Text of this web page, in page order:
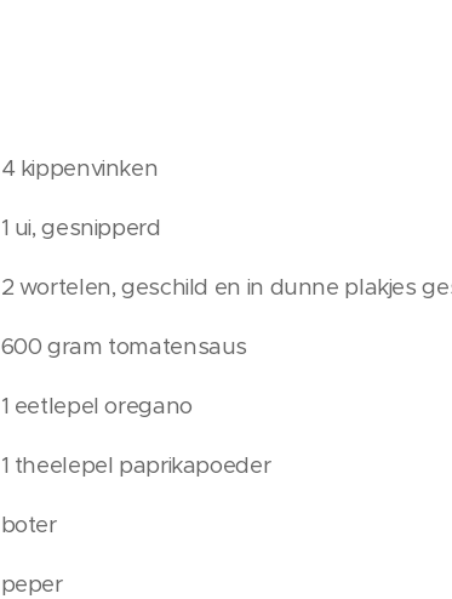
4 kippenvinken
1 ui, gesnipperd
2 wortelen, geschild en in dunne plakjes
600 gram tomatensaus
1 eetlepel oregano
1 theelepel paprikapoeder
boter
peper